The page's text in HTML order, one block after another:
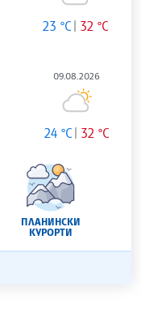
23 °C 32 °C
09.08.2026
24 °C 32 °C
ПЛАНИНСКИ
КУРОРТИ